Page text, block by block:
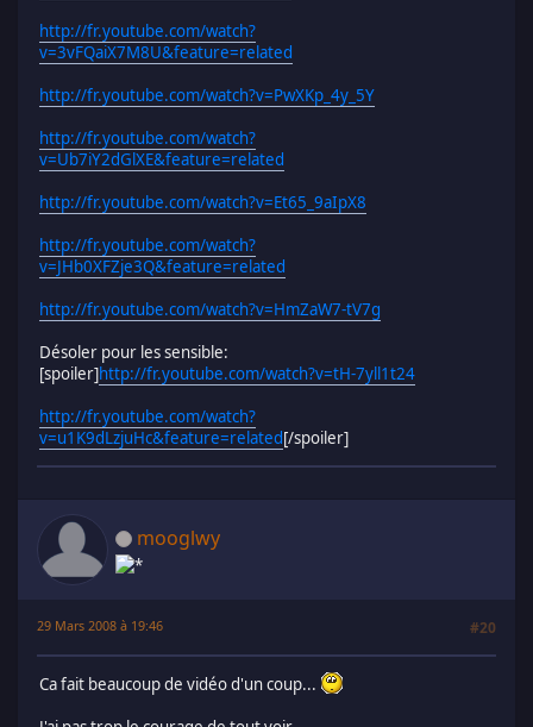
http://fr.youtube.com/watch?
v=3vFQaiX7M8U&feature=related
http://fr.youtube.com/watch?v=PwXKp_4y_5Y
http://fr.youtube.com/watch?
v=Ub7iY2dGlXE&feature=related
http://fr.youtube.com/watch?v=Et65_9aIpX8
http://fr.youtube.com/watch?
v=JHb0XFZje3Q&feature=related
http://fr.youtube.com/watch?v=HmZaW7-tV7g
Désoler pour les sensible:
[spoiler]http://fr.youtube.com/watch?v=tH-7yll1t24
http://fr.youtube.com/watch?
v=u1K9dLzjuHc&feature=related[/spoiler]
mooglwy
29 Mars 2008 à 19:46 #20
Ca fait beaucoup de vidéo d'un coup...